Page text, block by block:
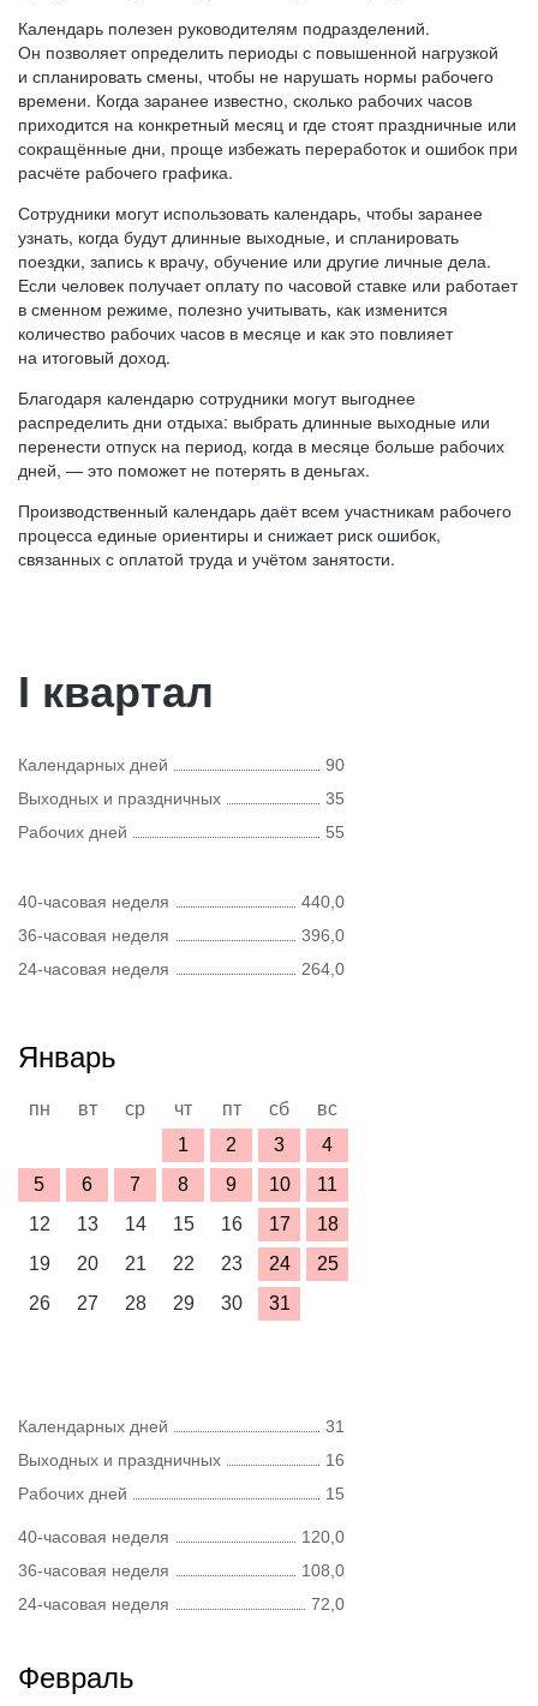
Календарь полезен руководителям подразделений.
Он позволяет определить периоды с повышенной нагрузкой
и спланировать смены, чтобы не нарушать нормы рабочего
времени. Когда заранее известно, сколько рабочих часов
приходится на конкретный месяц и где стоят праздничные или
сокращённые дни, проще избежать переработок и ошибок при
расчёте рабочего графика.
Сотрудники могут использовать календарь, чтобы заранее
узнать, когда будут длинные выходные, и спланировать
поездки, запись к врачу, обучение или другие личные дела.
Если человек получает оплату по часовой ставке или работает
в сменном режиме, полезно учитывать, как изменится
количество рабочих часов в месяце и как это повлияет
на итоговый доход.
Благодаря календарю сотрудники могут выгоднее
распределить дни отдыха: выбрать длинные выходные или
перенести отпуск на период, когда в месяце больше рабочих
дней, — это поможет не потерять в деньгах.
Производственный календарь даёт всем участникам рабочего
процесса единые ориентиры и снижает риск ошибок,
связанных с оплатой труда и учётом занятости.
I квартал
Календарных дней
90
Выходных и праздничных
35
Рабочих дней
55
40-часовая неделя
440,0
36-часовая неделя
396,0
24-часовая неделя
264,0
Январь
пн вт ср чт пт сб
вс
1
2 3
4
5
6 7 8 9 10
11
12
13 14 15 16 17
18
19
20 21 22 23 24
25
26
27 28 29 30 31
Календарных дней
31
Выходных и праздничных
16
Рабочих дней
15
40-часовая неделя
120,0
36-часовая неделя
108,0
24-часовая неделя
72,0
Февраль